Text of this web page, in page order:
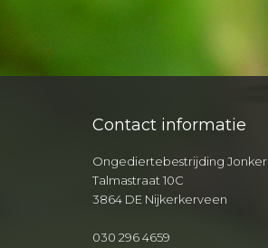
Contact informatie
Ongediertebestrijding Jonker
Talmastraat 10C
3864 DE Nijkerkerveen
030 296 4659